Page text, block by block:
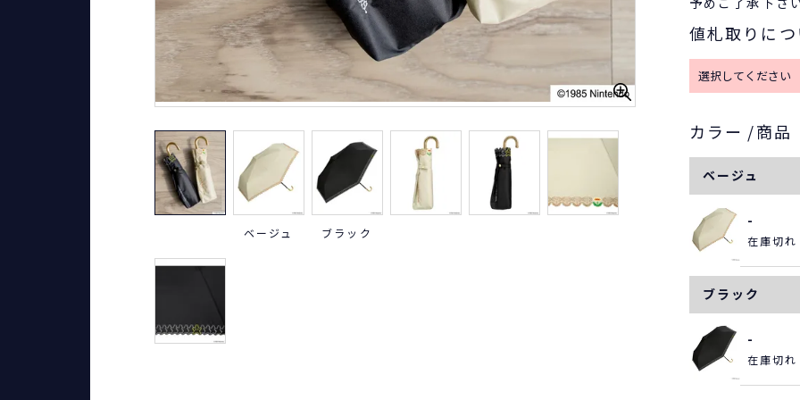
ベージュ ブラック
値札取りにつ
カラー 商品
ベージュ
-
在庫切れ
ブラック
-
在庫切れ